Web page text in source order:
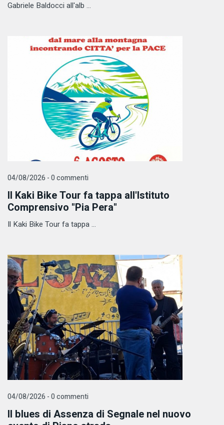
Gabriele Baldocci all'alb ...
04/08/2026 - 0 commenti
Il Kaki Bike Tour fa tappa all'Istituto
Comprensivo "Pia Pera"
Il Kaki Bike Tour fa tappa ...
04/08/2026 - 0 commenti
Il blues di Assenza di Segnale nel nuovo